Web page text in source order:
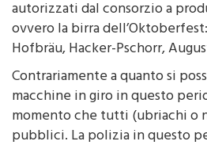
autorizzati dal consorzio a
ovvero la birra
Hofbräu, Hacker-Pschorr,
Contrariamente a quanto si
macchine in giro in questo
momento che tutti (ubriachi o
pubblici. La polizia in questo